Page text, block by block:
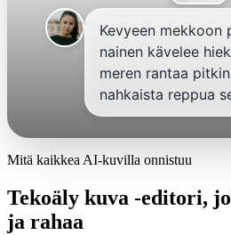
Kevyeen mekkoon
nainen kävelee
meren rantaa
nahkaista reppua
Mitä kaikkea AI-kuvilla onnistuu
Tekoäly kuva -editori,
ja rahaa